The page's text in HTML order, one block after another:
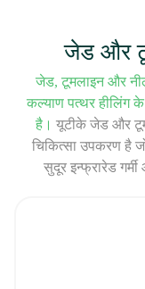
जेड और
जेड, टूमलाइन और
कल्याण पत्थर हीलिंग
है। यूटीके जेड और
चिकित्सा उपकरण है
सुदूर इन्फ्रारेड